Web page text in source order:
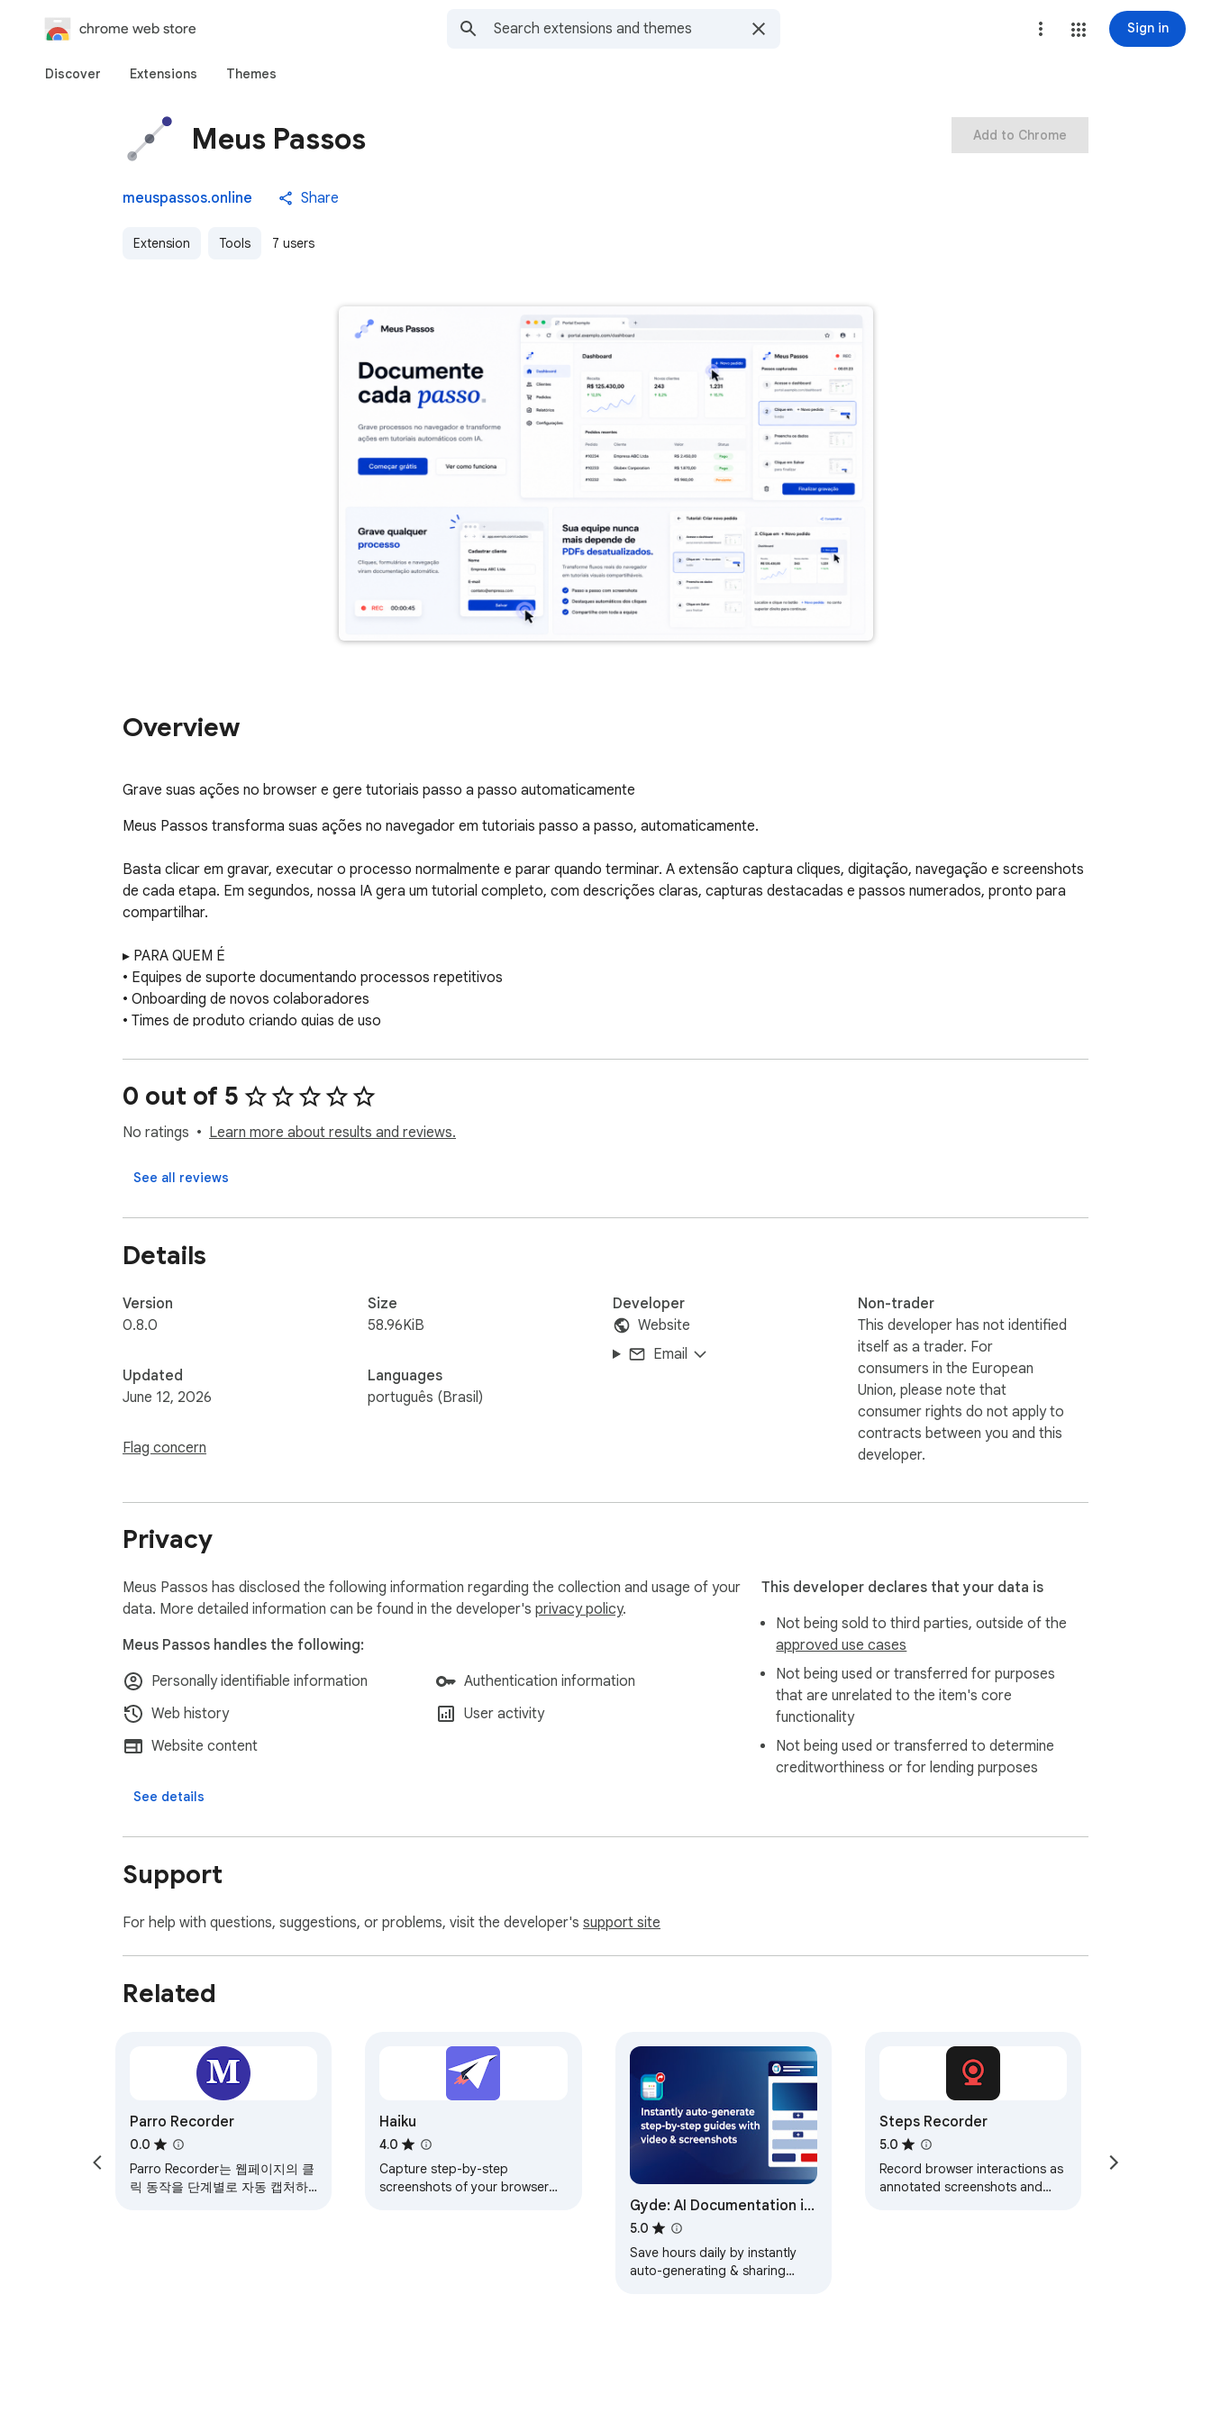
chrome web store Sign in
Discover Extensions Themes
Meus Passos
meuspassos.online Share
Extension Tools 7 users
Add to Chrome
Overview
Grave suas ações no browser e gere tutoriais passo a passo automaticamente
Meus Passos transforma suas ações no navegador em tutoriais passo a passo, automaticamente.
Basta clicar em gravar, executar o processo normalmente e parar quando terminar. A extensão captura cliques, digitação, navegação e screenshots
de cada etapa. Em segundos, nossa IA gera um tutorial completo, com descrições claras, capturas destacadas e passos numerados, pronto para
compartilhar.
▸ PARA QUEM É
• Equipes de suporte documentando processos repetitivos
• Onboarding de novos colaboradores
• Times de produto criando guias de uso
• Quem cansou de gravar vídeo e editar manualmente
▸ COMO FUNCIONA
1. Clique no ícone da extensão e inicie a gravação
3. Pare quando terminar e revise o preview antes de enviar
5. Compartilhe via link público ou exporte
▸ RECURSOS
• Highlights visuais sobre o elemento clicado em cada print
• Geração automática de texto explicativo via IA
• Compartilhamento por link, sem login para quem visualiza
• Organização por departamentos e tags
Suas gravações ficam na sua conta. Nada é capturado fora da janela em que você ativou. Você decide o que compartilhar.
0 out of 5
No ratings Learn more about results and reviews.
See all reviews
Details
Version
0.8.0
Updated
June 12, 2026
Flag concern
Size
58.96KiB
Languages
português (Brasil)
Developer
Website
Email
Non-trader
This developer has not identified
itself as a trader. For
consumers in the European
Union, please note that
consumer rights do not apply to
contracts between you and this
developer.
Privacy
Meus Passos has disclosed the following information regarding the collection and usage of your
data. More detailed information can be found in the developer's privacy policy.
Meus Passos handles the following:
Personally identifiable information
Authentication information
Web history
User activity
Website content
See details
This developer declares that your data is
Not being sold to third parties, outside of the
approved use cases
Not being used or transferred for purposes
that are unrelated to the item's core
functionality
Not being used or transferred to determine
creditworthiness or for lending purposes
Support
For help with questions, suggestions, or problems, visit the developer's support site
Related
Parro Recorder
0.0
Parro Recorder는 웹페이지의 클
릭 동작을 단계별로 자동 캡처하
Haiku
4.0
Capture step-by-step
screenshots of your browser
Gyde: AI Documentation in
Video & Screenshots
5.0
Save hours daily by instantly
auto-generating & sharing
Steps Recorder
5.0
Record browser interactions as
annotated screenshots and